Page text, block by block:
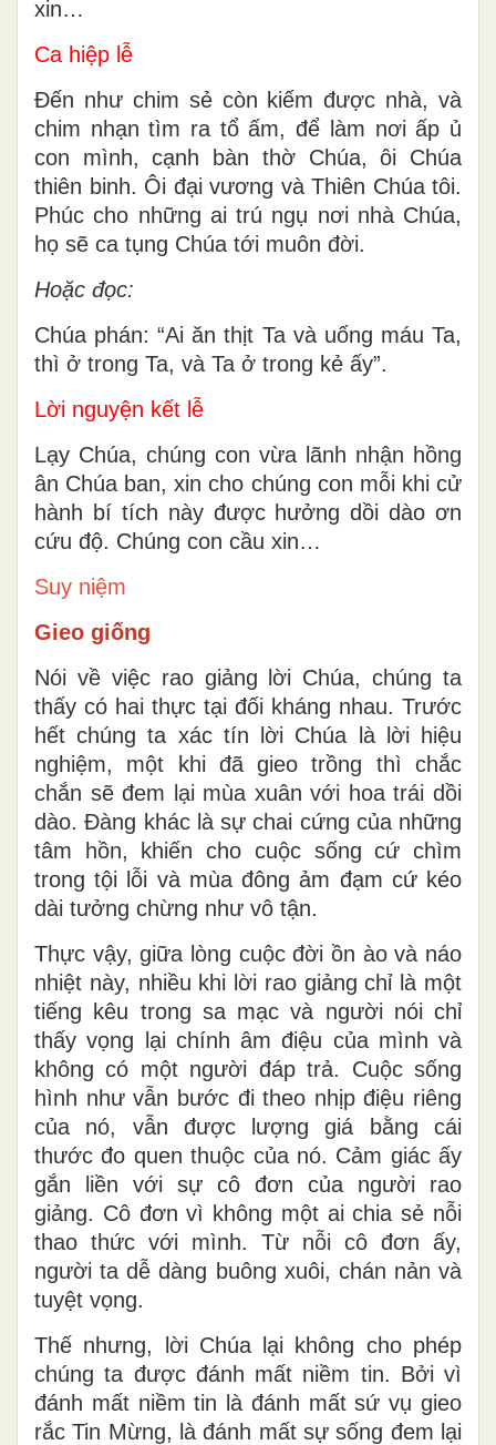
xin…
Ca hiệp lễ
Đến như chim sẻ còn kiếm được nhà, và
chim nhạn tìm ra tổ ấm, để làm nơi ấp ủ
con mình, cạnh bàn thờ Chúa, ôi Chúa
thiên binh. Ôi đại vương và Thiên Chúa tôi.
Phúc cho những ai trú ngụ nơi nhà Chúa,
họ sẽ ca tụng Chúa tới muôn đời.
Hoặc đọc:
Chúa phán: “Ai ăn thịt Ta và uống máu Ta,
thì ở trong Ta, và Ta ở trong kẻ ấy”.
Lời nguyện kết lễ
Lạy Chúa, chúng con vừa lãnh nhận hồng
ân Chúa ban, xin cho chúng con mỗi khi cử
hành bí tích này được hưởng dồi dào ơn
cứu độ. Chúng con cầu xin…
Suy niệm
Gieo giống
Nói về việc rao giảng lời Chúa, chúng ta
thấy có hai thực tại đối kháng nhau. Trước
hết chúng ta xác tín lời Chúa là lời hiệu
nghiệm, một khi đã gieo trồng thì chắc
chắn sẽ đem lại mùa xuân với hoa trái dồi
dào. Đàng khác là sự chai cứng của những
tâm hồn, khiến cho cuộc sống cứ chìm
trong tội lỗi và mùa đông ảm đạm cứ kéo
dài tưởng chừng như vô tận.
Thực vậy, giữa lòng cuộc đời ồn ào và náo
nhiệt này, nhiều khi lời rao giảng chỉ là một
tiếng kêu trong sa mạc và người nói chỉ
thấy vọng lại chính âm điệu của mình và
không có một người đáp trả. Cuộc sống
hình như vẫn bước đi theo nhịp điệu riêng
của nó, vẫn được lượng giá bằng cái
thước đo quen thuộc của nó. Cảm giác ấy
gắn liền với sự cô đơn của người rao
giảng. Cô đơn vì không một ai chia sẻ nỗi
thao thức với mình. Từ nỗi cô đơn ấy,
người ta dễ dàng buông xuôi, chán nản và
tuyệt vọng.
Thế nhưng, lời Chúa lại không cho phép
chúng ta được đánh mất niềm tin. Bởi vì
đánh mất niềm tin là đánh mất sứ vụ gieo
rắc Tin Mừng, là đánh mất sự sống đem lại